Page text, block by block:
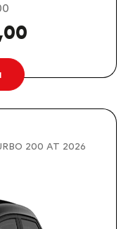
200 AT 2026